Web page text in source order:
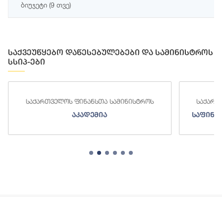
ბიუჯეტი (9 თვე)
საქვეუწყებო დაწესებულებები და სამინისტროს
სსიპ-ები
ფინანსთა სამინისტროს
საქართველოს
საფინანსო-